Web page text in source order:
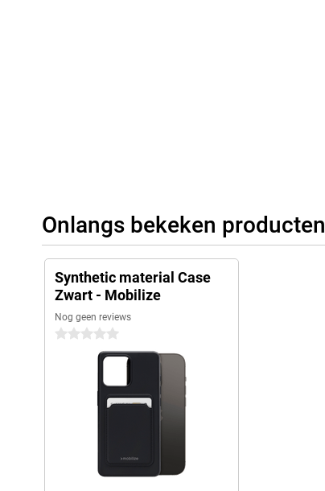
Onlangs bekeken producten
Synthetic material Case
Zwart - Mobilize
Nog geen reviews
0 sterren